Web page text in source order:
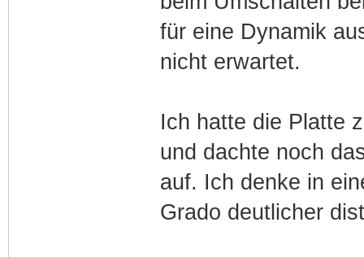
für eine Dynamik
nicht erwartet.
Ich hatte die Platte
und dachte noch
auf. Ich denke in
Grado deutlicher